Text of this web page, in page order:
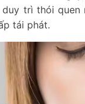
trì thói quen
tái phát.